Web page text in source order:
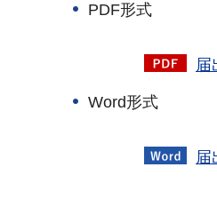
PDF形式
届
Word形式
届